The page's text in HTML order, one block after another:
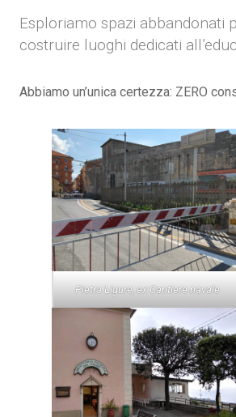
Esploriamo spazi abbandonati
costruire luoghi dedicati
Abbiamo un’unica certezza: ZERO
Pietra Ligure, ex Cantiere navale